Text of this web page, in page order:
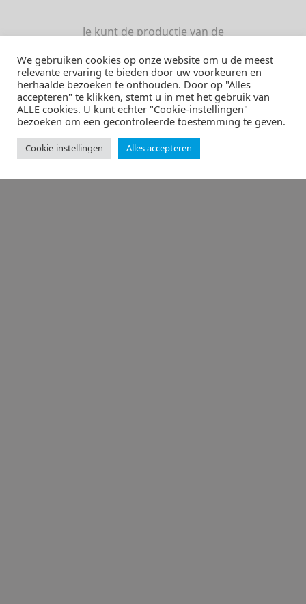
Je kunt de productie van de
We schakelen graag met vormgevers,
fotografen, webbouwers en drukkers.
Managen de planning en deadline.
Stemmen af met alle relevante meelezers
en verbeteren de laatste punten en
komma’s.
We gebruiken cookies op onze website om u de meest
relevante ervaring te bieden door uw voorkeuren en
herhaalde bezoeken te onthouden. Door op "Alles
accepteren" te klikken, stemt u in met het gebruik van
ALLE cookies. U kunt echter "Cookie-instellingen"
bezoeken om een ​​gecontroleerde toestemming te geven.
Cookie-instellingen Alles accepteren